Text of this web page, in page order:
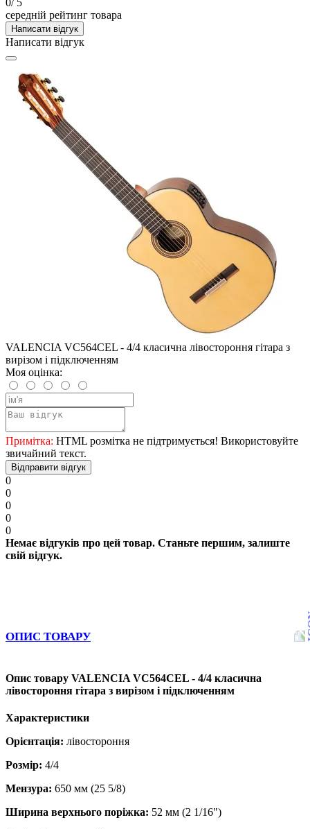
середній рейтинг товара
Написати відгук
Написати відгук
VALENCIA VC564CEL - 4/4 класична лівостороння гітара з
вирізом і підключенням
Моя оцінка:
Примітка: HTML розмітка не підтримується! Використовуйте
звичайний текст.
Відправити відгук
0
0
0
0
0
Немає відгуків про цей товар. Станьте першим, залиште
свій відгук.
ОПИС ТОВАРУ
Опис товару VALENCIA VC564CEL - 4/4 класична
лівостороння гітара з вирізом і підключенням
Характеристики
Орієнтація: лівостороння
Розмір: 4/4
Мензура: 650 мм (25 5/8)
Ширина верхнього поріжка: 52 мм (2 1/16")